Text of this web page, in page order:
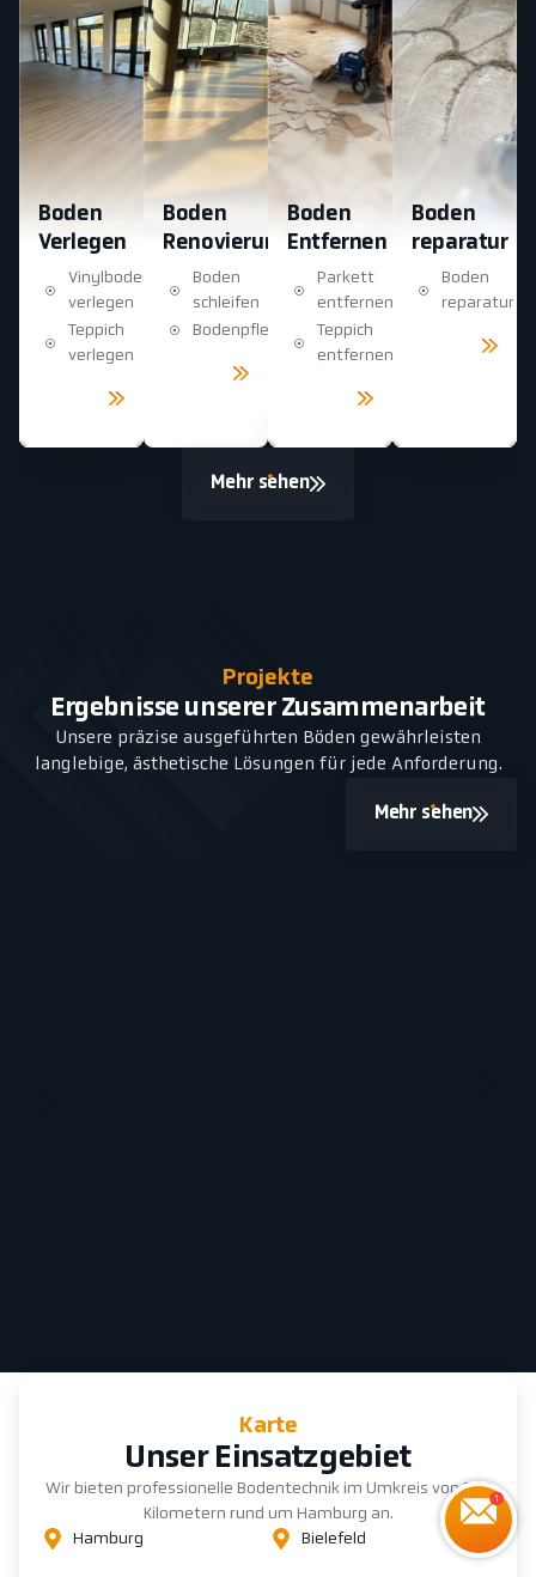
Boden
Verlegen
Vinylboden
verlegen
Teppich
verlegen
Boden
Renovierung
Boden
schleifen
Bodenpflege
Boden
Entfernen
Parkett
entfernen
Teppich
entfernen
Boden
reparatur
Boden
reparatur
Mehr sehen
Projekte
Ergebnisse unserer Zusammenarbeit
Unsere präzise ausgeführten Böden gewährleisten
langlebige, ästhetische Lösungen für jede Anforderung.
Mehr sehen
Karte
Unser Einsatzgebiet
Wir bieten professionelle Bodentechnik im Umkreis von 200
Kilometern rund um Hamburg an.
Hamburg
Bielefeld